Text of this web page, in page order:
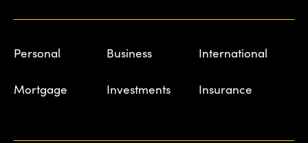
Personal Business International
Mortgage Investments Insurance